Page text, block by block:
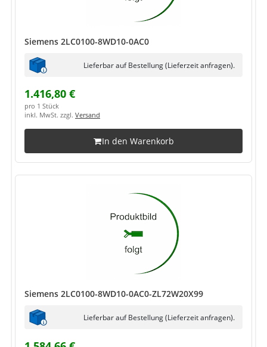
Siemens 2LC0100-8WD10-0AC0
Lieferbar auf Bestellung (Lieferzeit anfragen).
1.416,80 €
pro 1 Stück
inkl. MwSt. zzgl. Versand
In den Warenkorb
Siemens 2LC0100-8WD10-0AC0-ZL72W20X99
Lieferbar auf Bestellung (Lieferzeit anfragen).